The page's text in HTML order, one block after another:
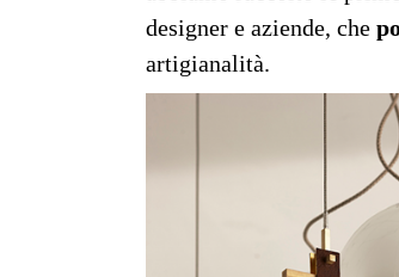
designer e aziende, che
artigianalità.